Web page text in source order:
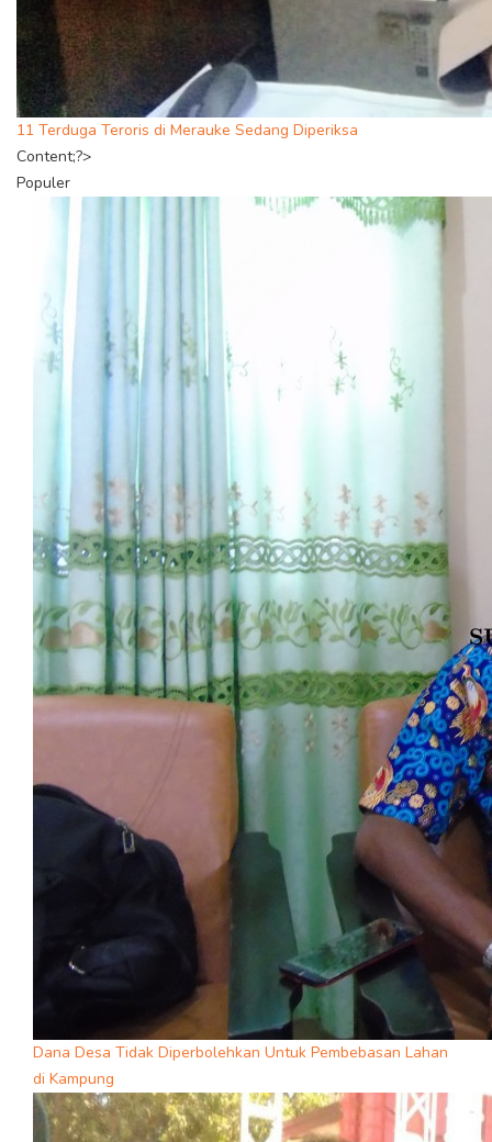
11 Terduga Teroris di Merauke Sedang Diperiksa
Content;?>
Populer
Dana Desa Tidak Diperbolehkan Untuk Pembebasan Lahan
di Kampung